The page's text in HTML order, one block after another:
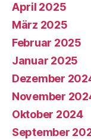
April 2025
März 2025
Februar 2025
Januar 2025
Dezember
November
Oktober 2024
September